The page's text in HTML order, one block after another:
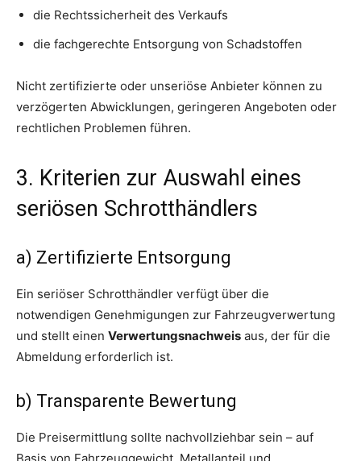
die Rechtssicherheit des Verkaufs
die fachgerechte Entsorgung von Schadstoffen
Nicht zertifizierte oder unseriöse Anbieter können zu
verzögerten Abwicklungen, geringeren Angeboten oder
rechtlichen Problemen führen.
3. Kriterien zur Auswahl eines
seriösen Schrotthändlers
a) Zertifizierte Entsorgung
Ein seriöser Schrotthändler verfügt über die
notwendigen Genehmigungen zur Fahrzeugverwertung
und stellt einen Verwertungsnachweis aus, der für die
Abmeldung erforderlich ist.
b) Transparente Bewertung
Die Preisermittlung sollte nachvollziehbar sein – auf
Basis von Fahrzeuggewicht, Metallanteil und